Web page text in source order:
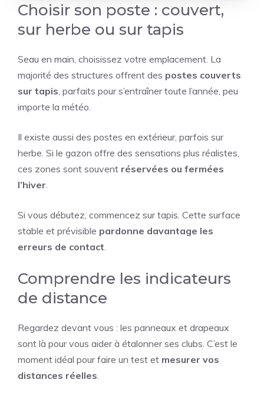
Choisir son poste : couvert,
sur herbe ou sur tapis
Seau en main, choisissez votre emplacement. La
majorité des structures offrent des postes couverts
sur tapis, parfaits pour s’entraîner toute l’année, peu
importe la météo.
Il existe aussi des postes en extérieur, parfois sur
herbe. Si le gazon offre des sensations plus réalistes,
ces zones sont souvent réservées ou fermées
l’hiver.
Si vous débutez, commencez sur tapis. Cette surface
stable et prévisible pardonne davantage les
erreurs de contact.
Comprendre les indicateurs
de distance
Regardez devant vous : les panneaux et drapeaux
sont là pour vous aider à étalonner ses clubs. C’est le
moment idéal pour faire un test et mesurer vos
distances réelles.